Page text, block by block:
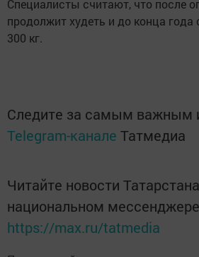
Специалисты считают, что после
продолжит худеть и до конца
300 кг.
Следите за самым важным
Telegram-канале Татмедиа
Читайте новости
национальном
https://max.ru/tatmedia